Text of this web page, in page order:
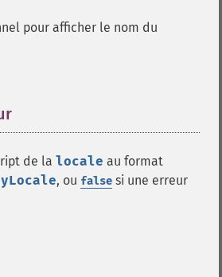
pour afficher le nom du
de la locale au format
, ou false si une erreur